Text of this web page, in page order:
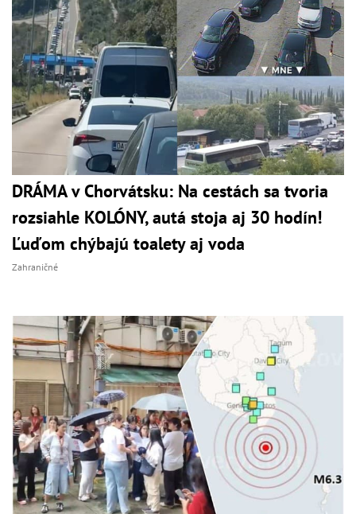
DRÁMA v Chorvátsku: Na cestách sa tvoria
rozsiahle KOLÓNY, autá stoja aj 30 hodín!
Ľuďom chýbajú toalety aj voda
Zahraničné